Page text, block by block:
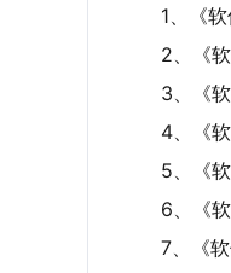
1、《
2、《
3、《
4、《
5、《
6、《
7、《